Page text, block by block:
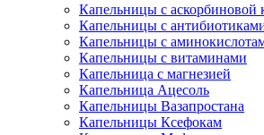
Капельницы с аскорбиновой
Капельницы с
Капельницы с
Капельницы с витаминами
Капельница с магнезией
Капельница Ацесоль
Капельницы Вазапростана
Капельницы Ксефокам